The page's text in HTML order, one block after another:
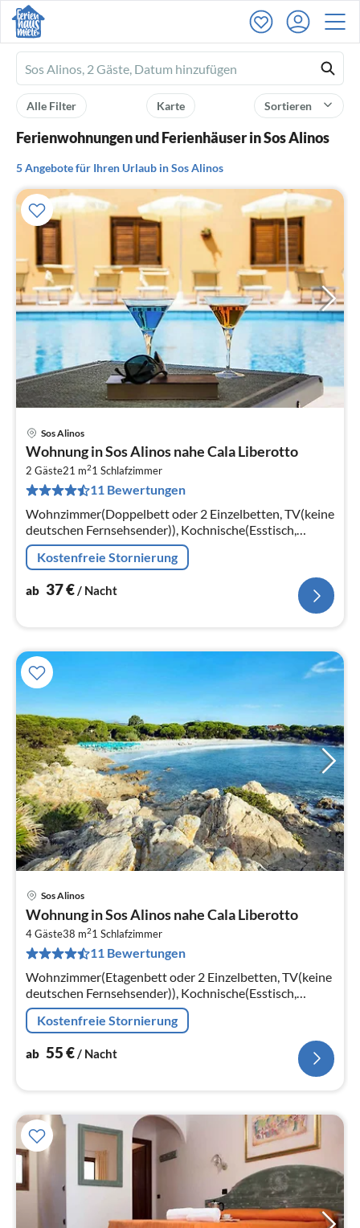
Ferienhausmiete
logo
Sortieren
Karte
Alle Filter
Ferienwohnungen und Ferienhäuser in Sos Alinos
5 Angebote für Ihren Urlaub in Sos Alinos
Sos Alinos
Wohnung in Sos Alinos nahe Cala Liberotto
2 Gäste21 m21 Schlafzimmer
11 Bewertungen
Wohnzimmer(Doppelbett oder 2 Einzelbetten, TV(keine
deutschen Fernsehsender)), Kochnische(Esstisch,
Kochplatte(4 Kochplatten, Gas)
Kostenfreie Stornierung
ab 37€/ Nacht
Sos Alinos
Wohnung in Sos Alinos nahe Cala Liberotto
4 Gäste38 m21 Schlafzimmer
11 Bewertungen
Wohnzimmer(Etagenbett oder 2 Einzelbetten, TV(keine
deutschen Fernsehsender)), Kochnische(Esstisch,
Kochplatte(4 Kochplatten, Gas)
Kostenfreie Stornierung
ab 55€/ Nacht